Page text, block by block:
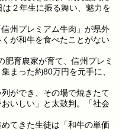
２年生に振る舞い、魅力を
州プレミアム牛肉」が県外
が和牛を食べたことがない
育農家が育て、信州プレミ
まった約80万円を元手に、
ができ、その場で焼きたて
いしい」と太鼓判。「社会
てきた生徒は「和牛の単価